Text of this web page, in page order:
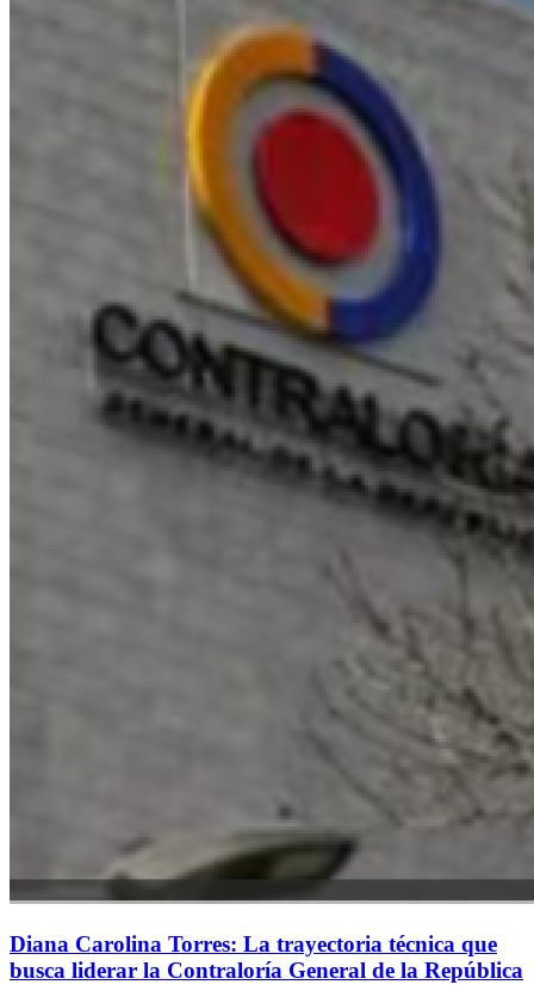
Diana Carolina Torres: La trayectoria técnica que
busca liderar la Contraloría General de la República